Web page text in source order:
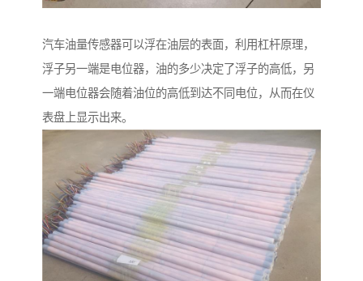
汽车油量传感器可以浮在油层的表面，利用杠杆原理，
浮子另一端是电位器，油的多少决定了浮子的高低，另
一端电位器会随着油位的高低到达不同电位，从而在仪
表盘上显示出来。